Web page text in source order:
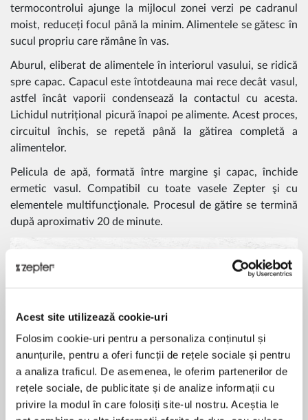
Acest site utilizează cookie-uri
Folosim cookie-uri pentru a personaliza conținutul și
anunțurile, pentru a oferi funcții de rețele sociale și pentru
a analiza traficul. De asemenea, le oferim partenerilor de
rețele sociale, de publicitate și de analize informații cu
privire la modul în care folosiți site-ul nostru. Aceștia le
termocontrolui ajunge la mijlocul zonei verzi pe cadranul
moist, reduceți focul până la minim. Alimentele se gătesc în
sucul propriu care rămâne în vas.
Aburul, eliberat de alimentele în interiorul vasului, se ridică
spre capac. Capacul este întotdeauna mai rece decât vasul,
astfel încât vaporii condensează la contactul cu acesta.
Lichidul nutrițional picură înapoi pe alimente. Acest proces,
circuitul închis, se repetă până la gătirea completă a
alimentelor.
Pelicula de apă, formată între margine şi capac, închide
ermetic vasul. Compatibil cu toate vasele Zepter şi cu
elementele multifuncţionale. Procesul de gătire se termină
după aproximativ 20 de minute.